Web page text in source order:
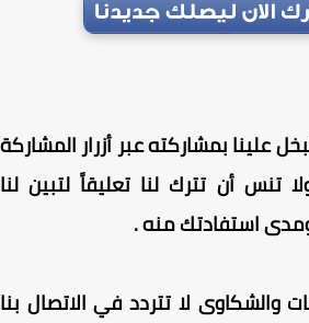
بمشاركته عبر أزرار المشاركة
أن تترك لنا تعليقاً لتبين لنا
استفادتك منه .
لا تتردد في الاتصال بنا